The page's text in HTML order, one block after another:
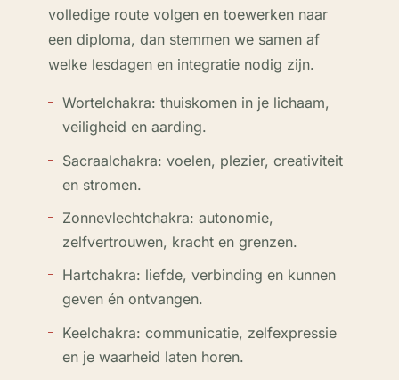
volledige route volgen en toewerken naar
een diploma, dan stemmen we samen af
welke lesdagen en integratie nodig zijn.
Wortelchakra: thuiskomen in je lichaam,
veiligheid en aarding.
Sacraalchakra: voelen, plezier, creativiteit
en stromen.
Zonnevlechtchakra: autonomie,
zelfvertrouwen, kracht en grenzen.
Hartchakra: liefde, verbinding en kunnen
geven én ontvangen.
Keelchakra: communicatie, zelfexpressie
en je waarheid laten horen.